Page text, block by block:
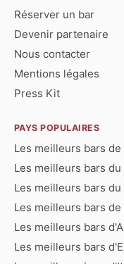
Réserver un bar
Devenir partenaire
Nous contacter
Mentions légales
Press Kit
PAYS POPULAIRES
Les meilleurs bars
Les meilleurs bars du
Les meilleurs bars du
Les meilleurs bars de
Les meilleurs bars
Les meilleurs bars